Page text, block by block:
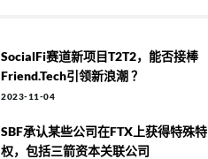
SocialFi赛道新项目T2T2，能否接棒
Friend.tech引领新浪潮 ？
2023-11-04
SBF承认某些公司在FTX上获得特殊特
权，包括三箭资本关联公司